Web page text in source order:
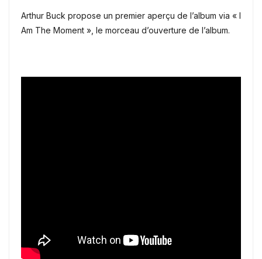
Arthur Buck propose un premier aperçu de l’album via « I
Am The Moment », le morceau d’ouverture de l’album.